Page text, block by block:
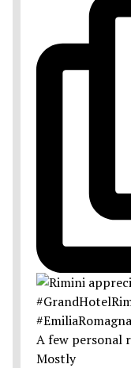
A few personal
Mostly